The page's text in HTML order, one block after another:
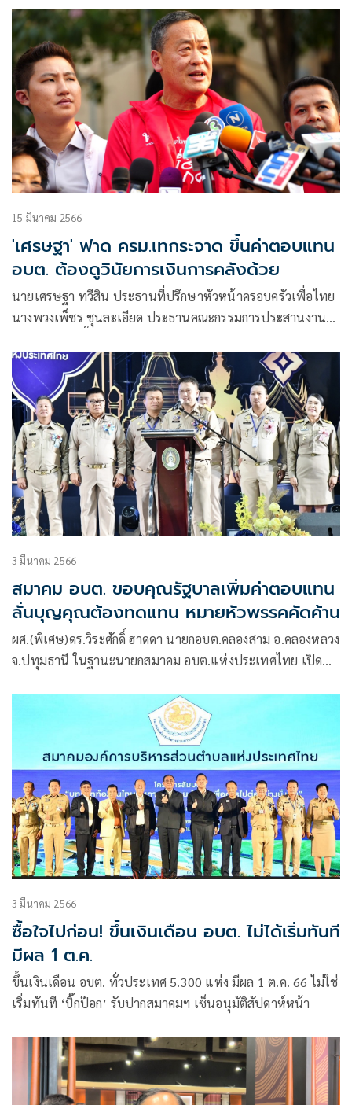
15 มีนาคม 2566
'เศรษฐา' ฟาด ครม.เทกระจาด ขึ้นค่าตอบแทน
อบต. ต้องดูวินัยการเงินการคลังด้วย
นายเศรษฐา ทวีสิน ประธานที่ปรึกษาหัวหน้าครอบครัวเพื่อไทย
นางพวงเพ็ชร ชุนละเอียด ประธานคณะกรรมการประสานงาน
ปุณณกันต์ กรรมการประสานงานด้านการเมืองพื้นที่กรุงเทพฯ
3 มีนาคม 2566
สมาคม อบต. ขอบคุณรัฐบาลเพิ่มค่าตอบแทน
ลั่นบุญคุณต้องทดแทน หมายหัวพรรคคัดค้าน
ผศ.(พิเศษ)ดร.วิระศักดิ์ ฮาดดา นายกอบต.คลองสาม อ.คลองหลวง
จ.ปทุมธานี ในฐานะนายกสมาคม อบต.แห่งประเทศไทย เปิด
รัฐบาล โดยเฉพาะพล.อ.ประยุทธ์ จันทร์โอชา
3 มีนาคม 2566
ซื้อใจไปก่อน! ขึ้นเงินเดือน อบต. ไม่ได้เริ่มทันที
มีผล 1 ต.ค.
ขึ้นเงินเดือน อบต. ทั่วประเทศ 5.300 แห่ง มีผล 1 ต.ค. 66 ไม่ใช่
เริ่มทันที ‘บิ๊กป๊อก’ รับปากสมาคมฯ เซ็นอนุมัติสัปดาห์หน้า